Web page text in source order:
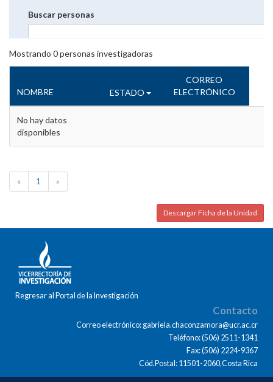
Buscar personas
Mostrando 0personas investigadoras
NOMBRE ESTADO
CORREO
ELECTRÓNICO
No hay datos
disponibles
« 1 »
Descargar Ficha de la Unidad
Regresar al Portal de la Investigación
Contacto
Correo electrónico: gabriela.chaconzamora@ucr.ac.cr
Teléfono: (506) 2511-1341
Fax: (506) 2224-9367
Cód.Postal: 11501-2060,Costa Rica